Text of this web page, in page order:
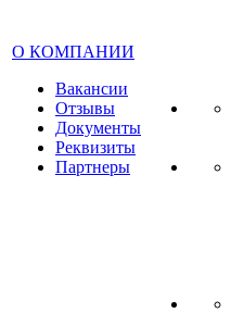
О КОМПАНИИ
Вакансии
Отзывы
Документы
Реквизиты
Партнеры